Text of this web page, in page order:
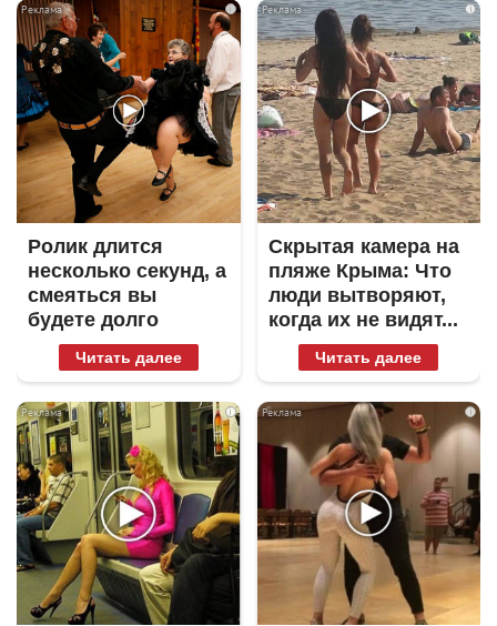
i
Ролик длится
несколько секунд, а
смеяться вы
будете долго
Читать далее
i
Скрытая камера на
пляже Крыма: Что
люди вытворяют,
когда их не видят...
Читать далее
i i